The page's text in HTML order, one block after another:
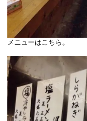
メニューはこちら。